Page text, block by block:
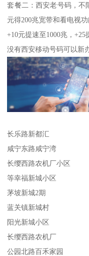
套餐二：西安老号码，不
元得200兆宽带和看电视功
+10元提速至1000兆，
没有西安移动号码可以新
长乐路新都汇
咸宁东路咸宁湾
长缨西路农机厂小区
等幸福新城小区
茅坡新城2期
蓝关镇新城村
阳光新城小区
长缨西路农机厂
公园北路百禾家园